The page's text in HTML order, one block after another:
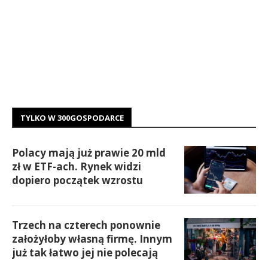
TYLKO W 300GOSPODARCE
Polacy mają już prawie 20 mld
zł w ETF-ach. Rynek widzi
dopiero początek wzrostu
Trzech na czterech ponownie
założyłoby własną firmę. Innym
już tak łatwo jej nie polecają